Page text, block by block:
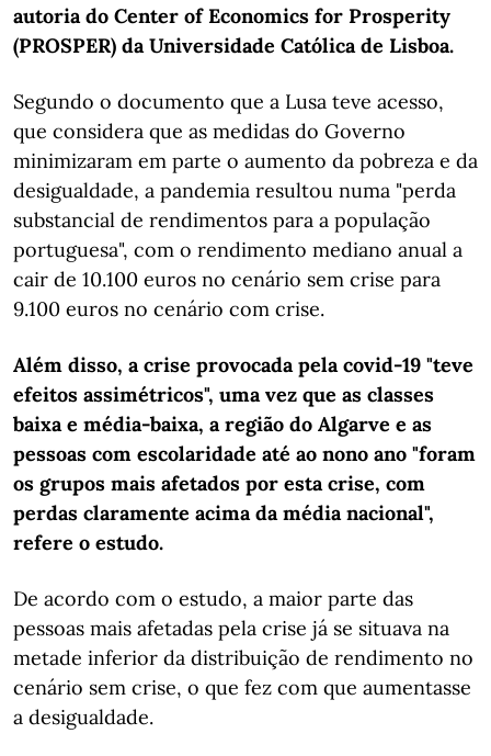
autoria do Center of Economics for Prosperity
(PROSPER) da Universidade Católica de Lisboa.
Segundo o documento que a Lusa teve acesso,
que considera que as medidas do Governo
minimizaram em parte o aumento da pobreza e da
desigualdade, a pandemia resultou numa "perda
substancial de rendimentos para a população
portuguesa", com o rendimento mediano anual a
cair de 10.100 euros no cenário sem crise para
9.100 euros no cenário com crise.
Além disso, a crise provocada pela covid-19 "teve
efeitos assimétricos", uma vez que as classes
baixa e média-baixa, a região do Algarve e as
pessoas com escolaridade até ao nono ano "foram
os grupos mais afetados por esta crise, com
perdas claramente acima da média nacional",
refere o estudo.
De acordo com o estudo, a maior parte das
pessoas mais afetadas pela crise já se situava na
metade inferior da distribuição de rendimento no
cenário sem crise, o que fez com que aumentasse
a desigualdade.